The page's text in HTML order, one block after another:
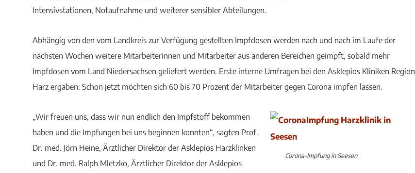
Intensivstationen, Notaufnahme und weiterer sensibler Abteilungen.
Abhängig von den vom Landkreis zur Verfügung gestellten Impfdosen werden nach und nach im Laufe der
nächsten Wochen weitere Mitarbeiterinnen und Mitarbeiter aus anderen Bereichen geimpft, sobald mehr
Impfdosen vom Land Niedersachsen geliefert werden. Erste interne Umfragen bei den Asklepios Kliniken Region
Harz ergaben: Schon jetzt möchten sich 60 bis 70 Prozent der Mitarbeiter gegen Corona impfen lassen.
Corona-Impfung in Seesen
„Wir freuen uns, dass wir nun endlich den Impfstoff bekommen
haben und die Impfungen bei uns beginnen konnten“, sagten Prof.
Dr. med. Jörn Heine, Ärztlicher Direktor der Asklepios Harzklinken
und Dr. med. Ralph Mletzko, Ärztlicher Direktor der Asklepios